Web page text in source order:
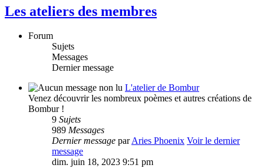
Les ateliers des membres
Forum
Sujets
Messages
Dernier message
L'atelier de Bombur
Venez découvrir les nombreux poèmes et autres créations de
Bombur !
9 Sujets
989 Messages
Dernier message parAries Phoenix Voir le dernier
message
dim. juin 18, 2023 9:51 pm